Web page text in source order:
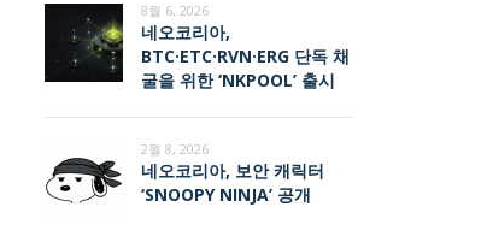
8월 6, 2026
네오코리아,
BTC·ETC·RVN·ERG 단독 채
굴을 위한 ‘NKPOOL’ 출시
2월 8, 2026
네오코리아, 보안 캐릭터
‘SNOOPY NINJA’ 공개